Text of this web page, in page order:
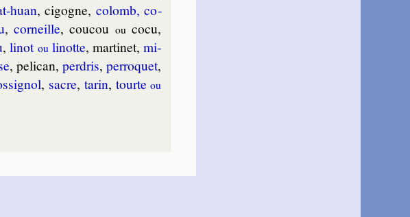
huan, ci­gogne, co­lomb, co­
, cor­neille, cou­cou ou cocu,
,li­not ou li­notte, mar­ti­net,mi­
, pe­li­can,per­dris,per­ro­quet,
, sacre, ta­rin, tourteou